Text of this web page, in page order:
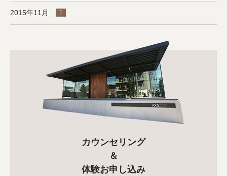
2015年11月 1
カウンセリング
＆
体験お申し込み